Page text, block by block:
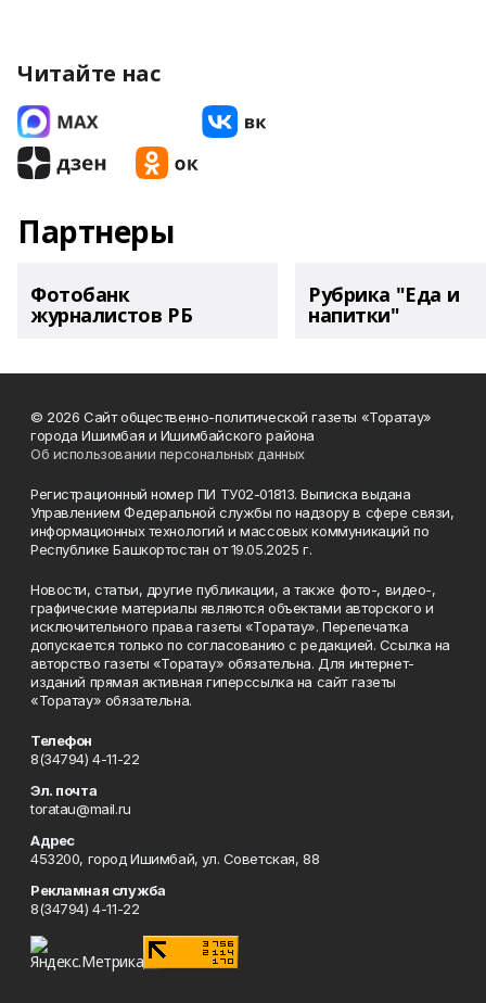
Читайте нас
Партнеры
Фотобанк
журналистов РБ
Рубрика "Еда и
напитки"
© 2026 Сайт общественно-политической газеты «Торатау»
города Ишимбая и Ишимбайского района
Об использовании персональных данных
Регистрационный номер ПИ ТУ02-01813. Выписка выдана
Управлением Федеральной службы по надзору в сфере связи,
информационных технологий и массовых коммуникаций по
Республике Башкортостан от 19.05.2025 г.
Новости, статьи, другие публикации, а также фото-, видео-,
графические материалы являются объектами авторского и
исключительного права газеты «Торатау». Перепечатка
допускается только по согласованию с редакцией. Ссылка на
авторство газеты «Торатау» обязательна. Для интернет-
изданий прямая активная гиперссылка на сайт газеты
«Торатау» обязательна.
Телефон
8(34794) 4-11-22
Эл. почта
toratau@mail.ru
Адрес
453200, город Ишимбай, ул. Советская, 88
Рекламная служба
8(34794) 4-11-22